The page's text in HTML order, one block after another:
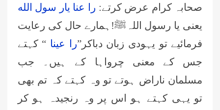
صحابہ کرام عرض کرتے: را عنا یار سول الله
یعنی یا رسول اللہﷺ!ہمارے حال کی رعایت
فرمائیے تو یہودی زبان دباکر”را عینا “ کہتے
جس کے معنی چرواہا کے ہیں۔ جب
مسلمان ناراض ہوتے تو وہ کہتے کہ تم بھی
تو یہی کہتے ہو اس پر وہ رنجیدہ ہو کر